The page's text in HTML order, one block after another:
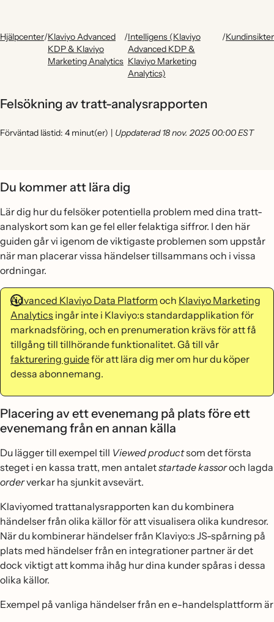
Hjälpcenter/Klaviyo Advanced
KDP & Klaviyo
Marketing Analytics
/Intelligens (Klaviyo
Advanced KDP &
Klaviyo Marketing
Analytics)
/Kundinsikter
Felsökning av tratt-analysrapporten
Förväntad lästid: 4 minut(er) | Uppdaterad 18 nov. 2025 00:00 EST
Du kommer att lära dig
Lär dig hur du felsöker potentiella problem med dina tratt-
analyskort som kan ge fel eller felaktiga siffror. I den här
guiden går vi igenom de viktigaste problemen som uppstår
när man placerar vissa händelser tillsammans och i vissa
ordningar.
Advanced Klaviyo Data Platform och Klaviyo Marketing
Analytics ingår inte i Klaviyo:s standardapplikation för
marknadsföring, och en prenumeration krävs för att få
tillgång till tillhörande funktionalitet. Gå till vår
fakturering guideför att lära dig mer om hur du köper
dessa abonnemang.
Placering av ett evenemang på plats före ett
evenemang från en annan källa
Du lägger till exempel till Viewed productsom det första
steget i en kassa tratt, men antaletstartade kassoroch lagda
orderverkar ha sjunkit avsevärt.
Klaviyomed trattanalysrapporten kan du kombinera
händelser från olika källor för att visualisera olika kundresor.
När du kombinerar händelser från Klaviyo:s JS-spårning på
plats med händelser från en integrationer partner är det
dock viktigt att komma ihåg hur dina kunder spåras i dessa
olika källor.
Exempel på vanliga händelser från en e-handelsplattform är